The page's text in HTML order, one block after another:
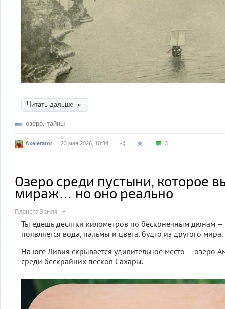
Читать дальше »
озеро тайны
Axelerator 23 мая 2026, 10:34 3
Озеро среди пустыни, которое
мираж… но оно реально
Планета Земля
Ты едешь десятки километров по бесконечным дюнам —
появляется вода, пальмы и цвета, будто из другого мира.
На юге Ливия скрывается удивительное место — озеро
среди бескрайних песков Сахары.